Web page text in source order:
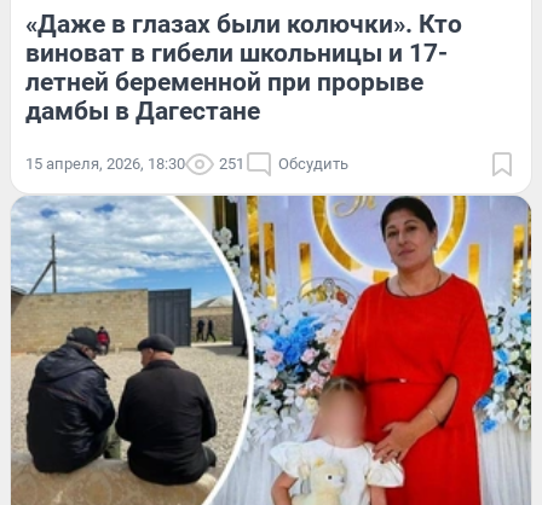
«Даже в глазах были колючки». Кто
виноват в гибели школьницы и 17-
летней беременной при прорыве
дамбы в Дагестане
15 апреля, 2026, 18:30 251 Обсудить